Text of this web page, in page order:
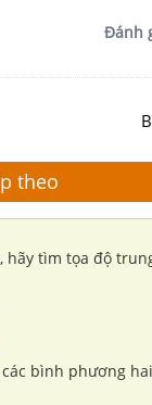
Đánh
theo
hãy tìm tọa độ
bình phương